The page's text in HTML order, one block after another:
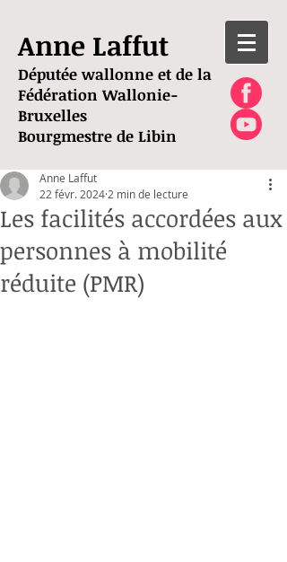
Anne Laffut
Députée wallonne et de la
Fédération Wallonie-
Bruxelles
Bourgmestre de Libin
Les facilités accordées aux
personnes à mobilité
réduite (PMR)
Anne Laffut
22 févr. 2024 2 min de lecture